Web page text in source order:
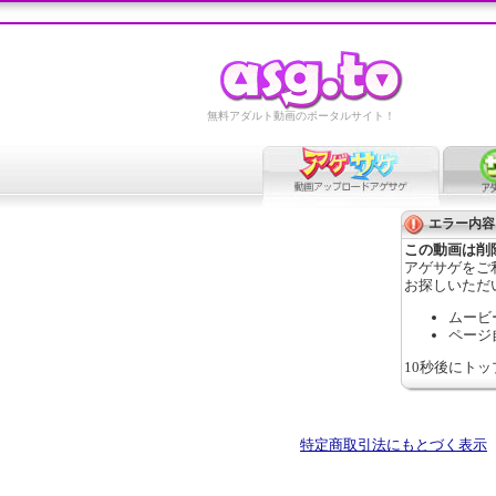
無料アダルト動画のポータルサイト！
エラー内容
この動画は削
アゲサゲをご
お探しいただ
ムービ
ページ
10秒後にト
特定商取引法にもとづく表示